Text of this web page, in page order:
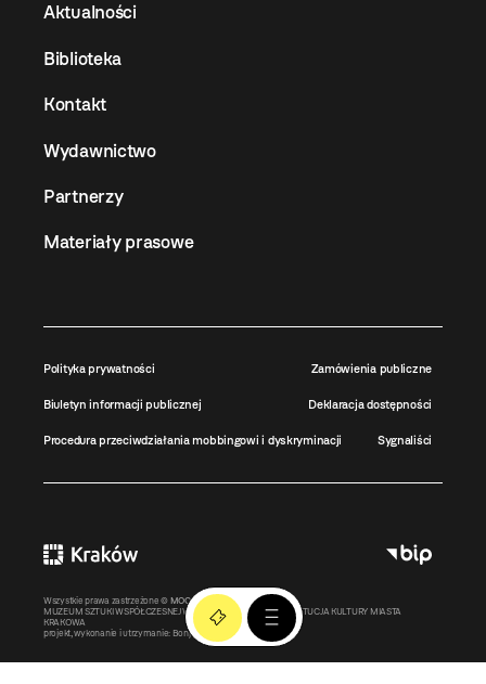
Aktualności
Biblioteka
Kontakt
Wydawnictwo
Partnerzy
Materiały prasowe
Polityka prywatności Zamówienia publiczne
Biuletyn informacji publicznej Deklaracja dostępności
Procedura przeciwdziałania mobbingowi i dyskryminacji Sygnaliści
Wszystkie prawa zastrzeżone © MOCAK2011-2026
MUZEUM SZTUKI WSPÓŁCZESNEJ W KRAKOWIE MOCAK – INSTYTUCJA KULTURY MIASTA
KRAKOWA
projekt, wykonanie i utrzymanie: Bonjour.pl